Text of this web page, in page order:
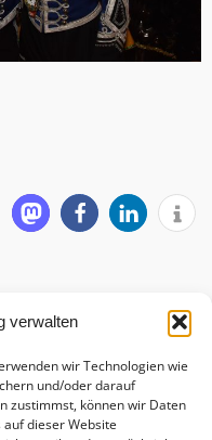
verwalten
wir Technologien wie
und/oder darauf
zustimmst, können wir Daten
dieser Website